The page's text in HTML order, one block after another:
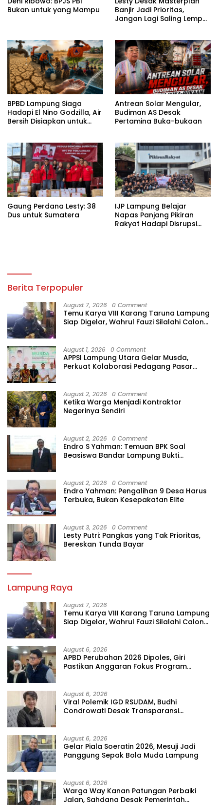
Bukan untuk yang Mampu
Banjir Jadi Prioritas,
Jangan Lagi Saling Lempar
BPBD Lampung Siaga
Hadapi El Nino Godzilla, Air
Bersih Disiapkan untuk
Antrean Solar Mengular,
Budiman AS Desak
Pertamina Buka-bukaan
Gaung Perdana Lesty: 38
Dus untuk Sumatera
IJP Lampung Belajar
Napas Panjang Pikiran
Rakyat Hadapi Disrupsi
Berita Terpopuler
August 7, 2026 0 Comment
Temu Karya VIII Karang Taruna Lampung
Siap Digelar, Wahrul Fauzi Silalahi Calon
August 1, 2026 0 Comment
APPSI Lampung Utara Gelar Musda,
Perkuat Kolaborasi Pedagang Pasar
August 2, 2026 0 Comment
Ketika Warga Menjadi Kontraktor
Negerinya Sendiri
August 2, 2026 0 Comment
Endro S Yahman: Temuan BPK Soal
Beasiswa Bandar Lampung Bukti
August 2, 2026 0 Comment
Endro Yahman: Pengalihan 9 Desa Harus
Terbuka, Bukan Kesepakatan Elite
August 3, 2026 0 Comment
Lesty Putri: Pangkas yang Tak Prioritas,
Bereskan Tunda Bayar
Lampung Raya
August 7, 2026
Temu Karya VIII Karang Taruna Lampung
Siap Digelar, Wahrul Fauzi Silalahi Calon
August 6, 2026
APBD Perubahan 2026 Dipoles, Giri
Pastikan Anggaran Fokus Program
August 6, 2026
Viral Polemik IGD RSUDAM, Budhi
Condrowati Desak Transparansi
August 6, 2026
Gelar Piala Soeratin 2026, Mesuji Jadi
Panggung Sepak Bola Muda Lampung
August 6, 2026
Warga Way Kanan Patungan Perbaiki
Jalan, Sahdana Desak Pemerintah